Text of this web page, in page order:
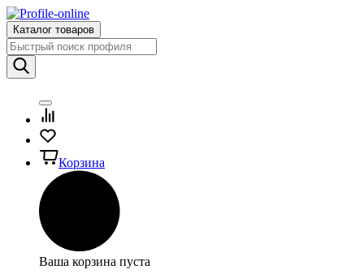
Каталог товаров
Корзина
Ваша корзина пуста